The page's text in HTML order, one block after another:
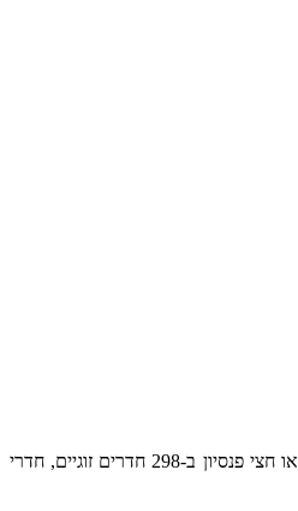
מלון שערי ירושלים ממוקם בכניסה לעיר ירושלים, סמוך לגשר המיתרים, בנייני האומה ומוזיאון ישראל. המלון הוא מלון מרווח בן 10 קומות שמציע אירוח על בסיס לינה וארוחת בוקר או חצי פנסיון ב-298 חדרים זוגיים, חדרי